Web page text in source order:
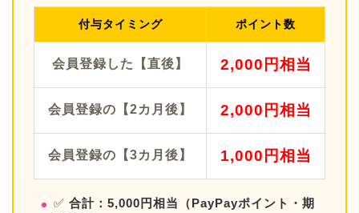
付与タイミング ポイント数
会員登録した【直後】 2,000円相当
会員登録の【2カ月後】 2,000円相当
会員登録の【3カ月後】 1,000円相当
✅ 合計：5,000円相当（PayPayポイント・期